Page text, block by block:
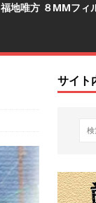
福地唯方 ８MMフィ
サイト